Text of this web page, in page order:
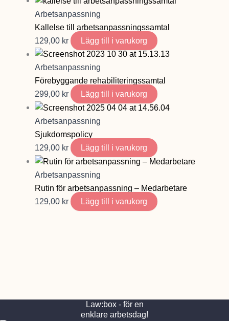
Arbetsanpassning
Kallelse till arbetsanpassningssamtal
129,00 kr Lägg till i varukorg
Arbetsanpassning
Förebyggande rehabiliteringssamtal
299,00 kr Lägg till i varukorg
Arbetsanpassning
Sjukdomspolicy
129,00 kr Lägg till i varukorg
Arbetsanpassning
Rutin för arbetsanpassning – Medarbetare
129,00 kr Lägg till i varukorg
Law:box - för en
enklare arbetsdag!